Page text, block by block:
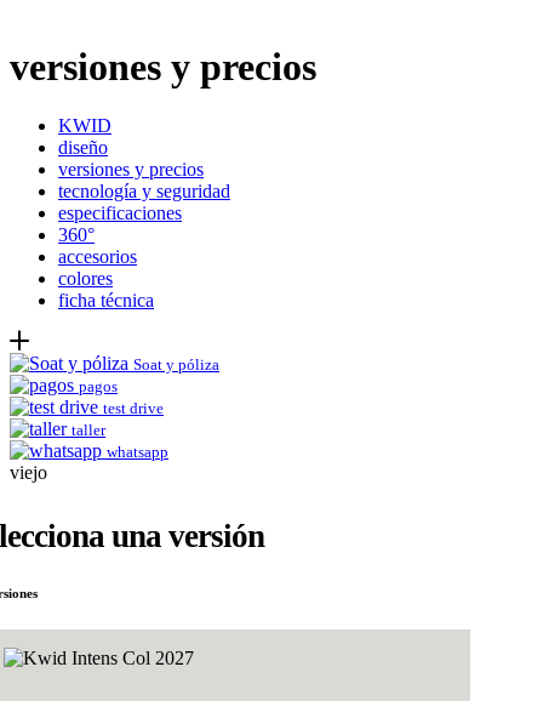
versiones y precios
KWID
diseño
versiones y precios
tecnología y seguridad
especificaciones
360°
accesorios
colores
ficha técnica
Soat y póliza
pagos
test drive
taller
whatsapp
viejo
una versión